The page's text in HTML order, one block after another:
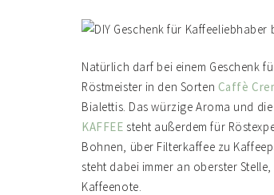
Natürlich darf bei einem Geschenk
Röstmeister in den Sorten Caffè
Bialettis. Das würzige Aroma und
KAFFEE steht außerdem für
Bohnen, über Filterkaffee zu
steht dabei immer an oberster
Kaffeenote.